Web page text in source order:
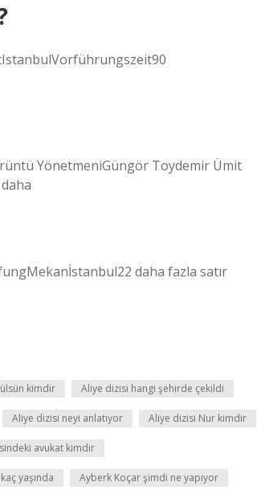
YönetmeniGüngör Toydemir Ümit
daha fazla satır
kimdir Aliye dizisi hangi şehirde çekildi
Aliye dizisi neyi anlatıyor Aliye dizisi Nur kimdir
avukat kimdir
yaşında Ayberk Koçar şimdi ne yapıyor